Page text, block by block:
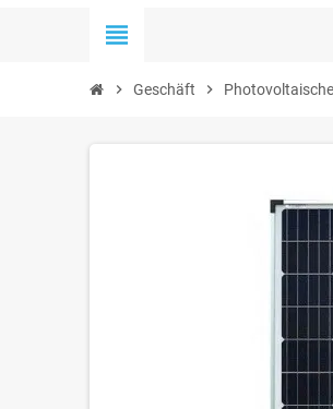
view_headline
chevron_right Geschäft chevron_right